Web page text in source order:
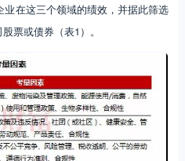
在这三个领域的绩效，并据此筛选
票或债券（表1）。